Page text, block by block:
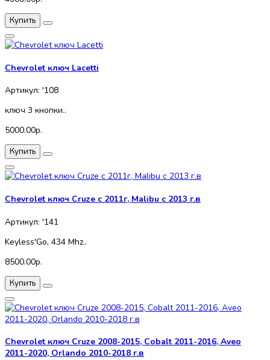
Купить
Chevrolet ключ Lacetti
Артикул: '108
ключ 3 кнопки..
5000.00р.
Купить
Chevrolet ключ Cruze с 2011г, Malibu с 2013 г.в
Артикул: '141
Keyless'Go, 434 Mhz..
8500.00р.
Купить
Chevrolet ключ Cruze 2008-2015, Cobalt 2011-2016, Aveo
2011-2020, Orlando 2010-2018 г.в